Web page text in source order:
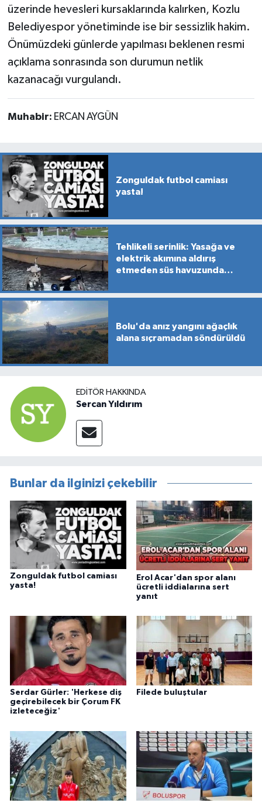
üzerinde hevesleri kursaklarında kalırken, Kozlu
Belediyespor yönetiminde ise bir sessizlik hakim.
Önümüzdeki günlerde yapılması beklenen resmi
açıklama sonrasında son durumun netlik
kazanacağı vurgulandı.
Muhabir: ERCAN AYGÜN
Zonguldak futbol camiası
yasta!
Tehlikeli serinlik: Yasağa ve
elektrik akımına aldırış
etmeden süs havuzunda
Bolu'da anız yangını ağaçlık
alana sıçramadan söndürüldü
EDITÖR HAKKINDA
Sercan Yıldırım
Bunlar da ilginizi çekebilir
Zonguldak futbol camiası
yasta!
Erol Acar'dan spor alanı
ücretli iddialarına sert
yanıt
Serdar Gürler: 'Herkese diş
geçirebilecek bir Çorum FK
izleteceğiz'
Filede buluştular